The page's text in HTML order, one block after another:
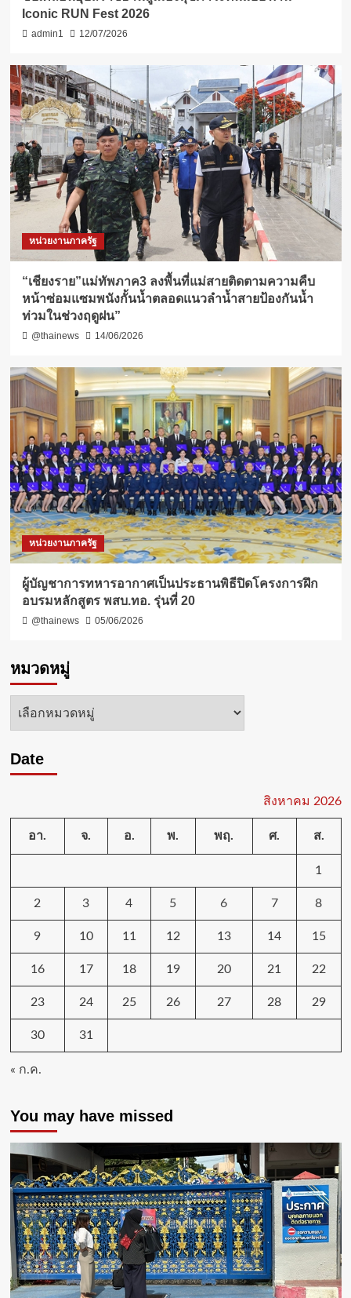
Iconic RUN Fest 2026
admin1 12/07/2026
หน่วยงานภาครัฐ
“เชียงราย”แม่ทัพภาค3 ลงพื้นที่แม่สายติดตามความคืบ
หน้าซ่อมแซมพนังกั้นน้ำตลอดแนวลำน้ำสายป้องกันน้ำ
ท่วมในช่วงฤดูฝน”
@thainews 14/06/2026
หน่วยงานภาครัฐ
ผู้บัญชาการทหารอากาศเป็นประธานพิธีปิดโครงการฝึก
อบรมหลักสูตร พสบ.ทอ. รุ่นที่ 20
@thainews 05/06/2026
หมวดหมู่
หมวด
Date
สิงหาคม 2026
อา. จ. อ. พ. พฤ. ศ. ส.
1
2 3 4 5 6 7 8
9 10 11 12 13 14 15
16 17 18 19 20 21 22
23 24 25 26 27 28 29
30 31
« ก.ค.
You may have missed